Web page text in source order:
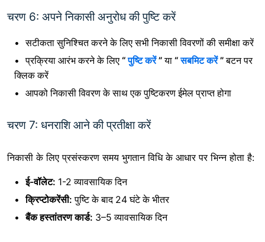
चरण 6: अपने निकासी अनुरोध की पुष्टि करें
सटीकता सुनिश्चित करने के लिए सभी निकासी विवरणों की समीक्षा करें
प्रक्रिया आरंभ करने के लिए “पुष्टि करें”या “सबमिट करें”बटन पर
क्लिक करें
आपको निकासी विवरण के साथ एक पुष्टिकरण ईमेल प्राप्त होगा
चरण 7: धनराशि आने की प्रतीक्षा करें
निकासी के लिए प्रसंस्करण समय भुगतान विधि के आधार पर भिन्न होता है:
ई-वॉलेट: 1-2 व्यावसायिक दिन
क्रिप्टोकरेंसी: पुष्टि के बाद 24 घंटे के भीतर
बैंक हस्तांतरण कार्ड: 3–5 व्यावसायिक दिन